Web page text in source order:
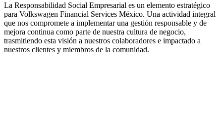
La Responsabilidad Social Empresarial es un elemento estratégico
para Volkswagen Financial Services México. Una actividad integral
que nos compromete a implementar una gestión responsable y de
mejora continua como parte de nuestra cultura de negocio,
trasmitiendo esta visión a nuestros colaboradores e impactado a
nuestros clientes y miembros de la comunidad.